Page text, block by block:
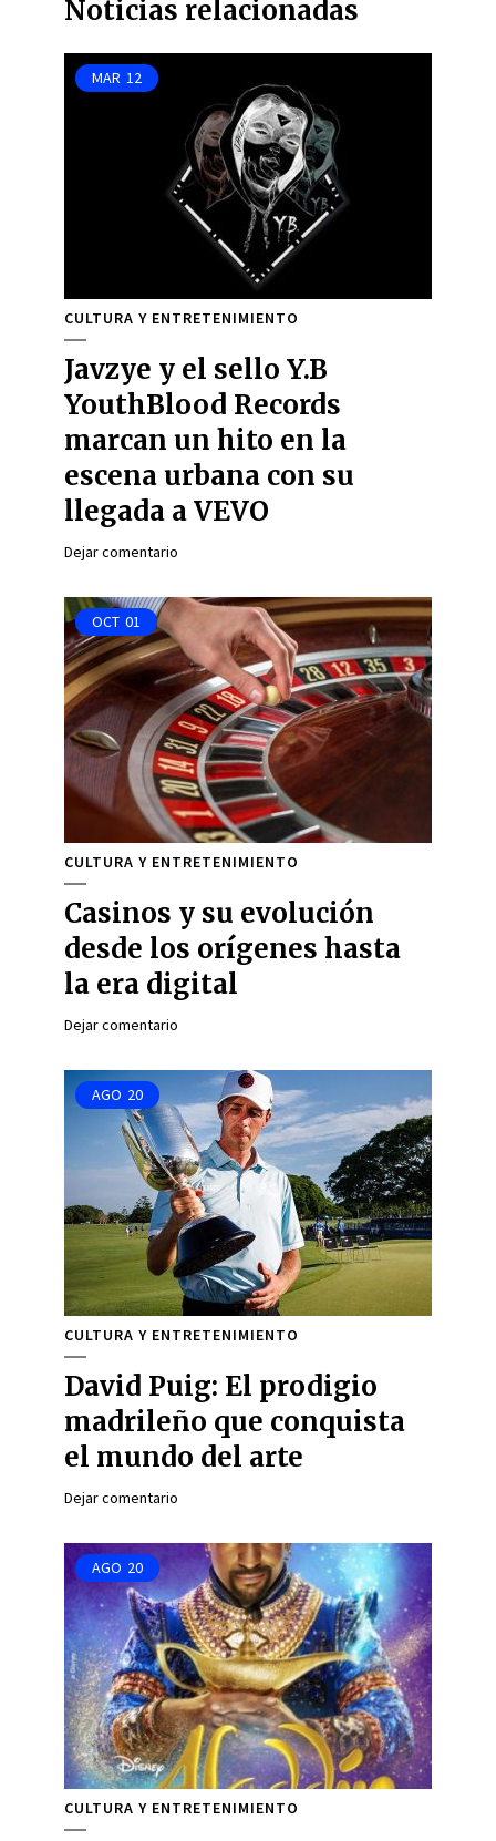
Noticias relacionadas
MAR 12
CULTURA Y ENTRETENIMIENTO
Javzye y el sello Y.B
YouthBlood Records
marcan un hito en la
escena urbana con su
llegada a VEVO
Dejar comentario
OCT 01
CULTURA Y ENTRETENIMIENTO
Casinos y su evolución
desde los orígenes hasta
la era digital
Dejar comentario
AGO 20
CULTURA Y ENTRETENIMIENTO
David Puig: El prodigio
madrileño que conquista
el mundo del arte
Dejar comentario
AGO 20
CULTURA Y ENTRETENIMIENTO